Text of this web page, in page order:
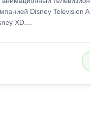
Disney Television
XD....